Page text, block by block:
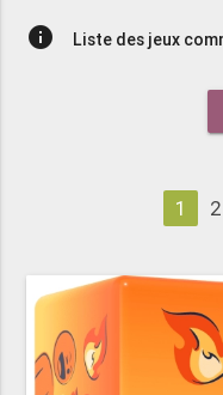
info Liste des jeux
1 2